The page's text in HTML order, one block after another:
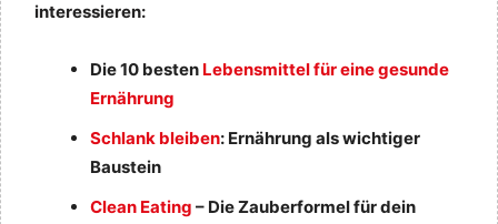
interessieren:
Die 10 besten Lebensmittel für eine gesunde
Ernährung
Schlank bleiben: Ernährung als wichtiger
Baustein
Clean Eating – Die Zauberformel für dein